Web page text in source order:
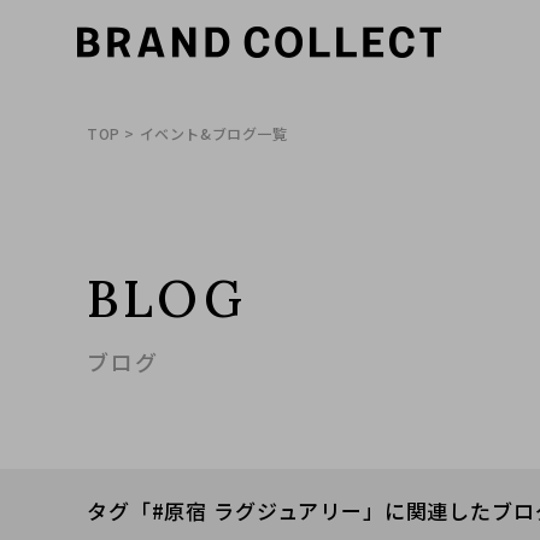
TOP > イベント&ブログ一覧
BLOG
ブログ
タグ「#原宿 ラグジュアリー」に関連したブロ